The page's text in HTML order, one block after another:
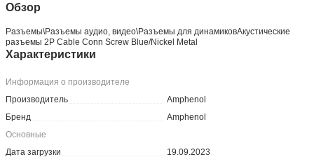
Обзор
Разъeмы\Разъeмы аудио, видео\Разъeмы для динамиковАкустические
разъемы 2P Cable Conn Screw Blue/Nickel Metal
Характеристики
Информация о производителе
Производитель
Amphenol
Бренд
Amphenol
Основные
Дата загрузки
19.09.2023